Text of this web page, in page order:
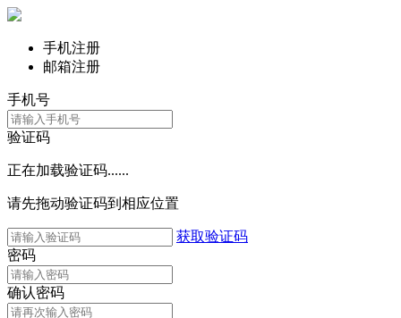
手机注册
邮箱注册
手机号
验证码
正在加载验证码......
请先拖动验证码到相应位置
获取验证码
密码
确认密码